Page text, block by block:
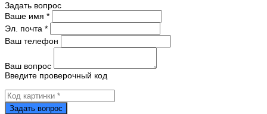
Задать вопрос
Ваше имя *
Эл. почта *
Ваш телефон
Ваш вопрос
Введите проверочный код